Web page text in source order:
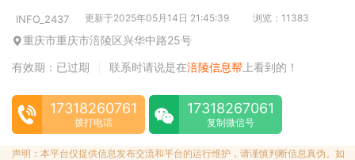
INFO_2437 更新于2025年05月14日 21:45:39 浏览：11383
重庆市重庆市涪陵区兴华中路25号
有效期：已过期
联系时请说是在涪陵信息帮 上看到的！
17318260761
拨打电话
17318267061
复制微信号
声明：本平台仅提供信息发布交流和平台的运行维护，请谨慎判断信息真伪。如